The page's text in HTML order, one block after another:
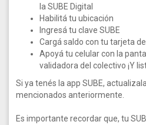
la SUBE Digital
Habilitá tu ubicación
Ingresá tu clave SUBE
Cargá saldo con tu tarjeta
Apoyá tu celular con la
validadora del colectivo ¡Y
Si ya tenés la app SUBE,
mencionados anteriormente.
Es importante recordar que, tu